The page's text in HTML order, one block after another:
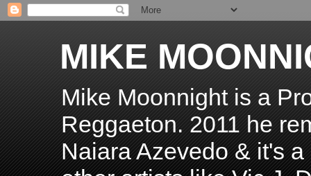
MIKE
Mike Moonnight is a
Reggaeton. 2011 he
Naiara Azevedo & it's